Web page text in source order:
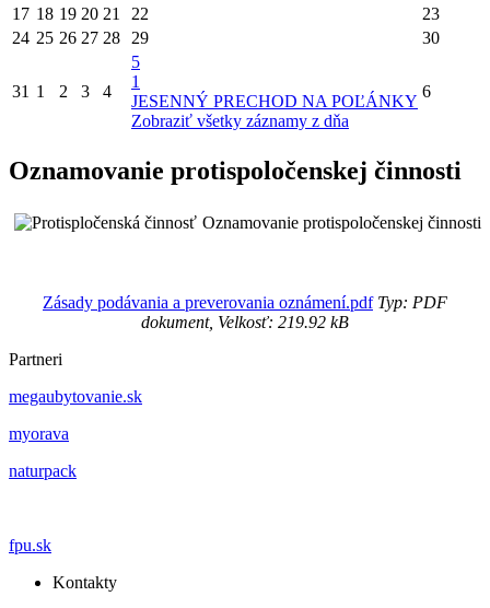
17 18 19 20 21 22
23
24 25 26 27 28 29 30
31 1 2 3 4
5
1
JESENNÝ PRECHOD NA POĽÁNKY
Zobraziť všetky záznamy z dňa
6
Oznamovanie protispoločenskej činnosti
Oznamovanie protispoločenskej činnosti
Zásady podávania a preverovania oznámení.pdfTyp: PDF
dokument, Velkosť: 219.92 kB
Partneri
megaubytovanie.sk
myorava
naturpack
fpu.sk
Kontakty